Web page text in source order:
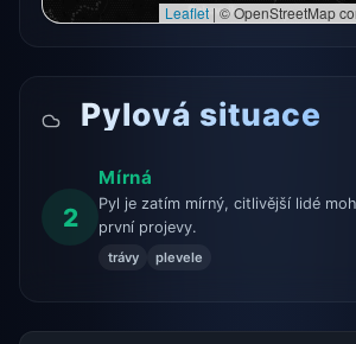
Leaflet | © OpenStreetMap
Pylová situace
2
Mírná
Pyl je zatím mírný, citlivější lidé
první projevy.
trávy plevele